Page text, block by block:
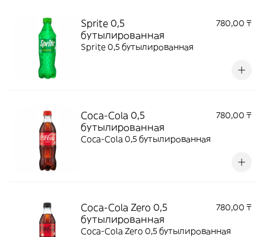
Sprite 0,5
бутылированная
780,00 ₸
Sprite 0,5 бутылированная
Coca-Cola 0,5
бутылированная
780,00 ₸
Coca-Cola 0,5 бутылированная
Coca-Cola Zero 0,5
бутылированная
780,00 ₸
Coca-Cola Zero 0,5 бутылированная